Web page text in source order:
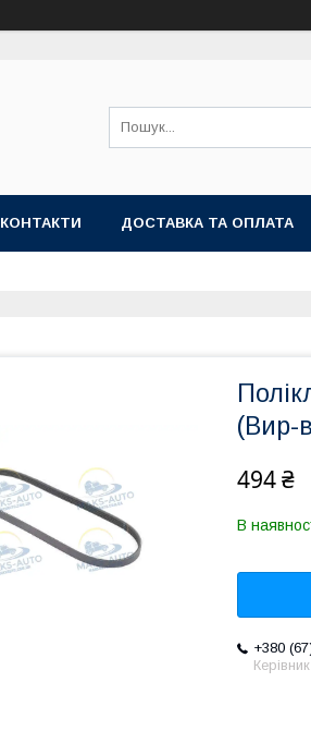
КОНТАКТИ ДОСТАВКА ТА ОПЛАТА
(Вир-
494 ₴
В
+380
Керівник